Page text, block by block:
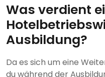
Was verdient
Ausbildung?
Da es sich um eine
du während der